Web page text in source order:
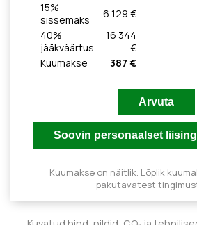
15%
sissemaks
6 129 €
40%
jääkväärtus
16 344
€
Kuumakse
387 €
Kuumakse on näitlik. Lõplik
pakutavatest